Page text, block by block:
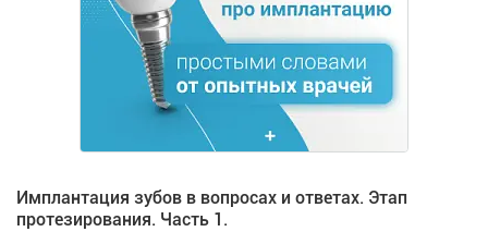
Имплантация зубов в вопросах и ответах. Этап
протезирования. Часть 1.